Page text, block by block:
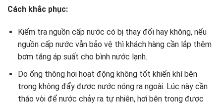
Cách khắc phục:
Kiểm tra nguồn cấp nước có bị thay đổi hay không, nếu
nguồn cấp nước vẫn bảo vệ thì khách hàng cần lắp thêm
bơm tăng áp suất cho bình nước lạnh.
Do ống thông hơi hoạt động không tốt khiến khí bên
trong không đẩy được nước nóng ra ngoài. Lúc này cần
tháo vòi để nước chảy ra tự nhiên, hơi bên trong được